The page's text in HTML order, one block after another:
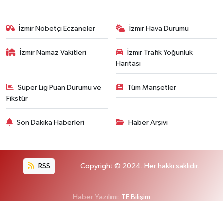
İzmir Nöbetçi Eczaneler İzmir Hava Durumu
İzmir Namaz Vakitleri
İzmir Trafik Yoğunluk
Haritası
Süper Lig Puan Durumu ve
Fikstür
Tüm Manşetler
Son Dakika Haberleri Haber Arşivi
RSS Copyright © 2024. Her hakkı saklıdır.
Haber Yazılımı: TE Bilişim